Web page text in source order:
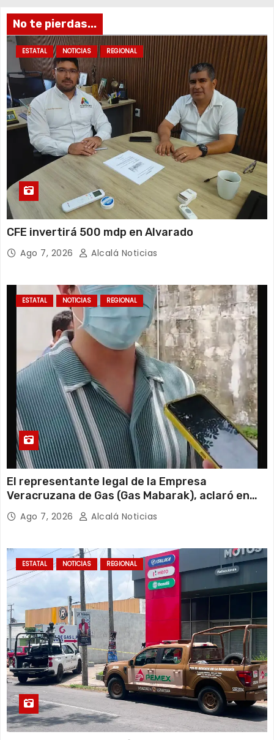
No te pierdas...
ESTATAL NOTICIAS REGIONAL
CFE invertirá 500 mdp en Alvarado
Ago 7, 2026 Alcalá Noticias
ESTATAL NOTICIAS REGIONAL
El representante legal de la Empresa
Veracruzana de Gas (Gas Mabarak), aclaró en
entrevista que la sucursal cateada por la
Fiscalía General de la República cuenta con
que desconoce el motivo de la clausura.
Ago 7, 2026 Alcalá Noticias
ESTATAL NOTICIAS REGIONAL